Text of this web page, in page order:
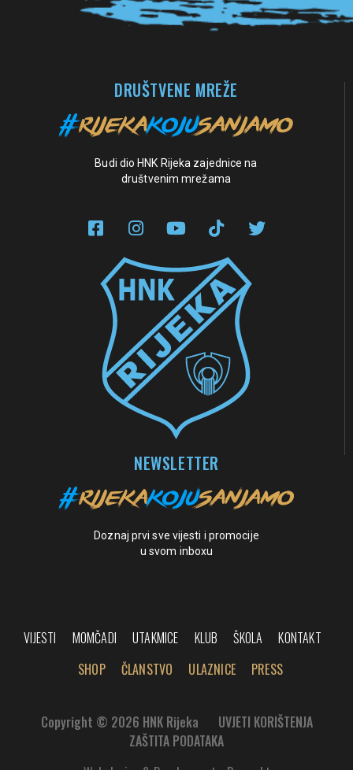
DRUŠTVENE MREŽE
Budi dio HNK Rijeka zajednice na
društvenim mrežama
NEWSLETTER
Doznaj prvi sve vijesti i promocije
u svom inboxu
VIJESTI MOMČADI UTAKMICE KLUB ŠKOLA
KONTAKT
SHOP
ČLANSTVO ULAZNICE PRESS
Copyright © 2026 HNK Rijeka
UVJETI KORIŠTENJA
ZAŠTITA PODATAKA